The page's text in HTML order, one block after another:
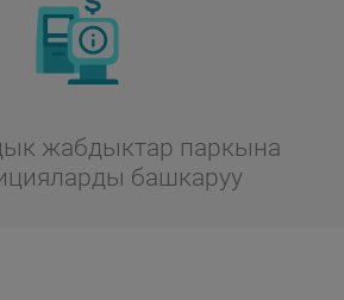
жабдыктар паркына
башкаруу